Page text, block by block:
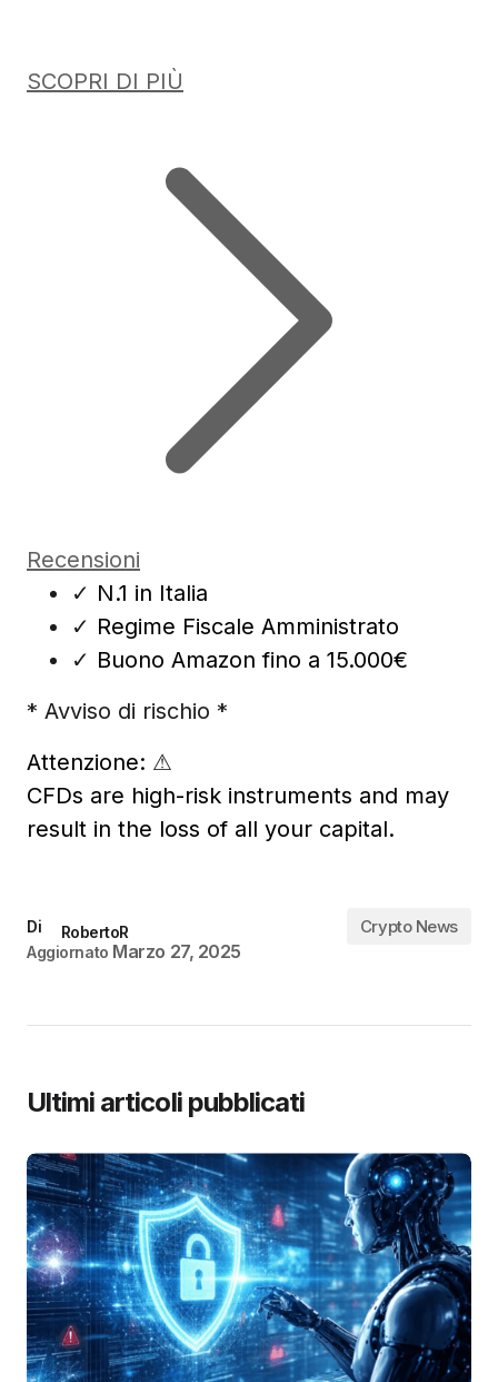
SCOPRI DI PIÙ
Recensioni
✓ N.1 in Italia
✓ Regime Fiscale Amministrato
✓ Buono Amazon fino a 15.000€
* Avviso di rischio *
Attenzione: ⚠
CFDs are high-risk instruments and may
result in the loss of all your capital.
Di
RobertoR
Aggiornato Marzo 27, 2025
Crypto News
Ultimi articoli pubblicati